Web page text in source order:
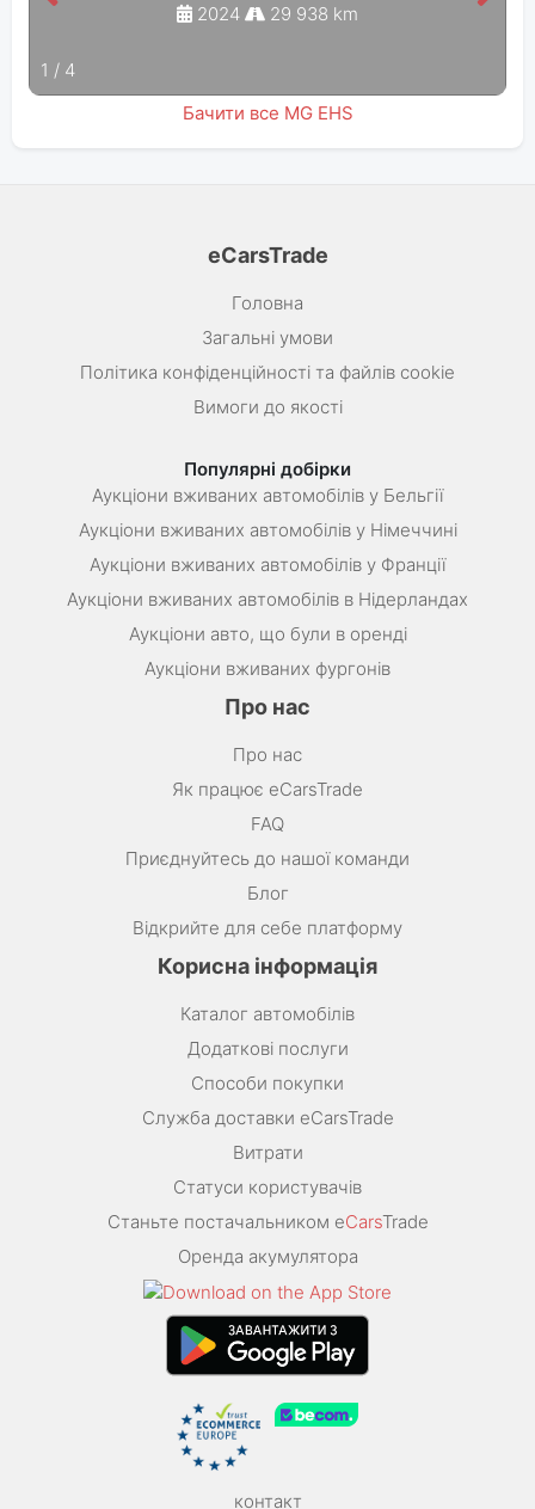
2024 29 938 km
1 / 4
Бачити все MG EHS
eCarsTrade
Головна
Загальні умови
Політика конфіденційності та файлів cookie
Вимоги до якості
Популярні добірки
Аукціони вживаних автомобілів у Бельгії
Аукціони вживаних автомобілів у Німеччині
Аукціони вживаних автомобілів у Франції
Аукціони вживаних автомобілів в Нідерландах
Аукціони авто, що були в оренді
Аукціони вживаних фургонів
Про нас
Про нас
Як працює eCarsTrade
FAQ
Приєднуйтесь до нашої команди
Блог
Відкрийте для себе платформу
Корисна інформація
Каталог автомобілів
Додаткові послуги
Способи покупки
Служба доставки eCarsTrade
Витрати
Статуси користувачів
Станьте постачальником eCarsTrade
Оренда акумулятора
контакт